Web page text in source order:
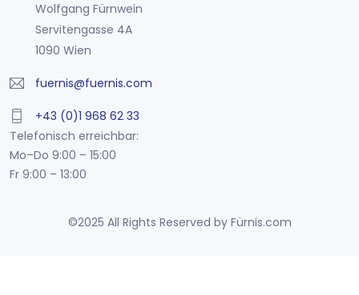
Wolfgang Fürnwein
Servitengasse 4A
1090 Wien
fuernis@fuernis.com
+43 (0)1 968 62 33
Telefonisch erreichbar:
Mo–Do 9:00 – 15:00
Fr 9:00 – 13:00
©2025 All Rights Reserved by Fürnis.com